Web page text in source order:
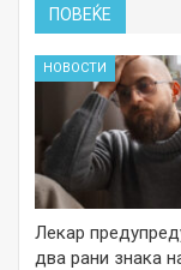
ПОВЕЌЕ
НОВОСТИ
Лекар
два рани знака